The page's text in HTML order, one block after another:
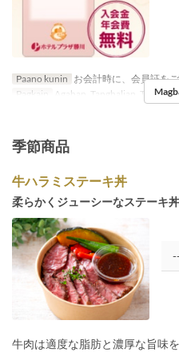
Paano kunin お会計時に、会員証をご
Pagkain
Agahan, Tanghalian, Tsaa,
季節商品
牛ハラミステーキ丼
柔らかくジューシーなステーキ丼
牛肉は適度な脂肪と濃厚な旨味